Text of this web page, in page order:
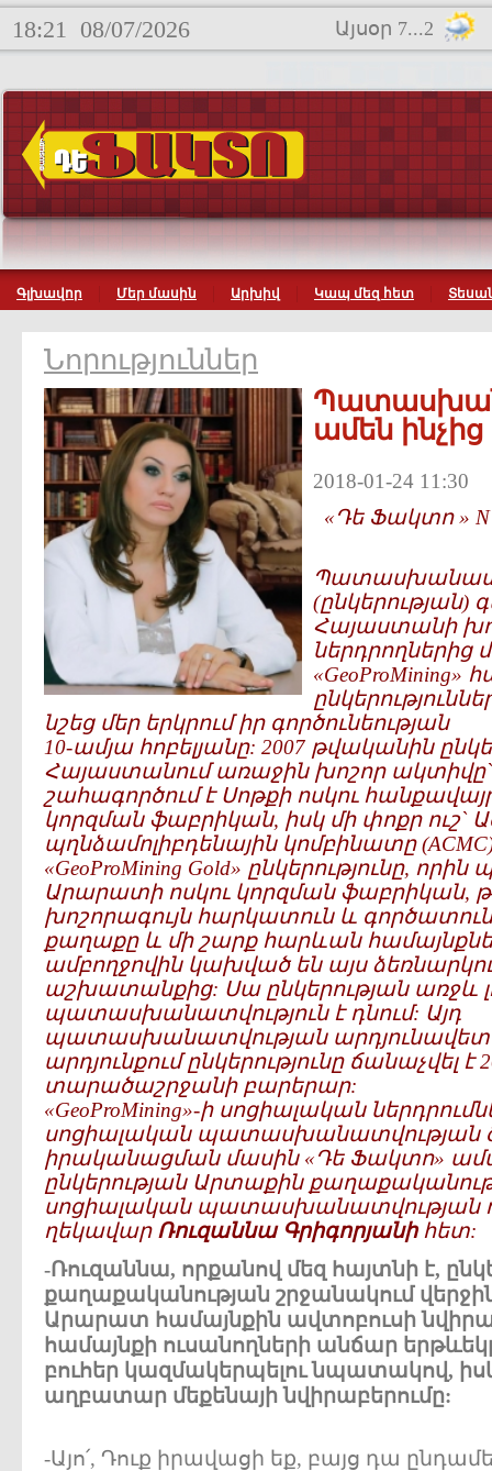
18:21 08/07/2026 Այսօր 7...2
Գլխավոր Մեր մասին Արխիվ Կապ մեզ հետ
Նորություններ
ամեն ինչից
2018-01-24 11:30
«Դե Ֆակտո » N
(ընկերության)
Հայաստանի
ներդրողներից
նշեց մեր երկրում իր գործունեության
10-ամյա հոբելյանը: 2007 թվականին
Հայաստանում առաջին խոշոր ակտիվը`
շահագործում է Սոթքի ոսկու
կորզման ֆաբրիկան, իսկ մի փոքր ուշ`
պղնձամոլիբդենային կոմբինատը
«GeoProMining Gold» ընկերությունը,
Արարատի ոսկու կորզման ֆաբրիկան,
խոշորագույն հարկատուն և
քաղաքը և մի շարք հարևան
ամբողջովին կախված են այս
աշխատանքից: Սա ընկերության առջև
պատասխանատվություն է դնում: Այդ
պատասխանատվության
արդյունքում ընկերությունը ճանաչվել
տարածաշրջանի բարերար:
«GeoProMining»-ի սոցիալական
սոցիալական պատասխանատվության
իրականացման մասին «Դե Ֆակտո»
ընկերության Արտաքին
սոցիալական
ղեկավար Ռուզաննա Գրիգորյանիհետ:
-Ռուզաննա, որքանով մեզ հայտնի է,
քաղաքականության շրջանակում
Արարատ համայնքին ավտոբուսի
համայնքի ուսանողների անճար
բուհեր կազմակերպելու նպատակով,
աղբատար մեքենայի նվիրաբերումը:
-Այո՛, Դուք իրավացի եք, բայց դա